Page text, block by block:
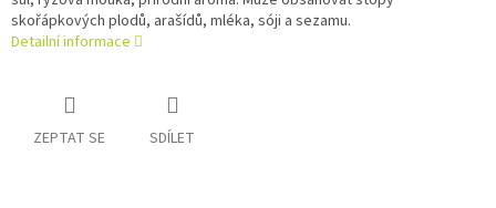
skořápkových plodů, arašídů, mléka, sóji a sezamu.
Detailní informace
ZEPTAT SE SDÍLET